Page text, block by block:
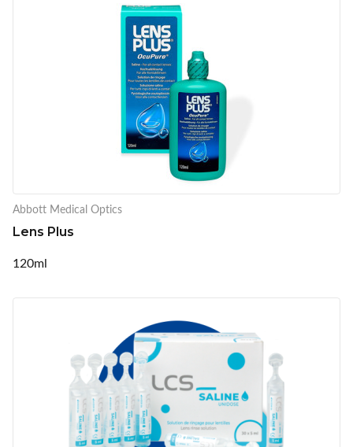
Abbott Medical Optics
Lens Plus
120ml